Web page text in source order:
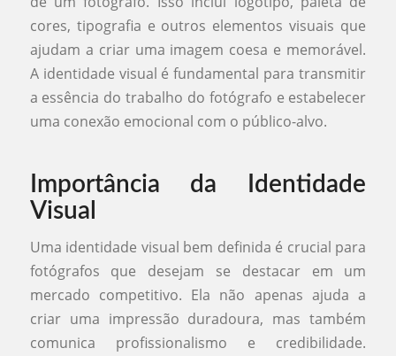
cores, tipografia e outros elementos visuais que
ajudam a criar uma imagem coesa e memorável.
A identidade visual é fundamental para transmitir
a essência do trabalho do fotógrafo e estabelecer
uma conexão emocional com o público-alvo.
Importância da Identidade
Visual
Uma identidade visual bem definida é crucial para
fotógrafos que desejam se destacar em um
mercado competitivo. Ela não apenas ajuda a
criar uma impressão duradoura, mas também
comunica profissionalismo e credibilidade.